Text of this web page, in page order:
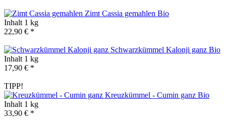
Zimt Cassia gemahlen Bio
Inhalt 1 kg
22,90 € *
Schwarzkümmel Kalonji ganz Bio
Inhalt 1 kg
17,90 € *
TIPP!
Kreuzkümmel - Cumin ganz Bio
Inhalt 1 kg
33,90 € *